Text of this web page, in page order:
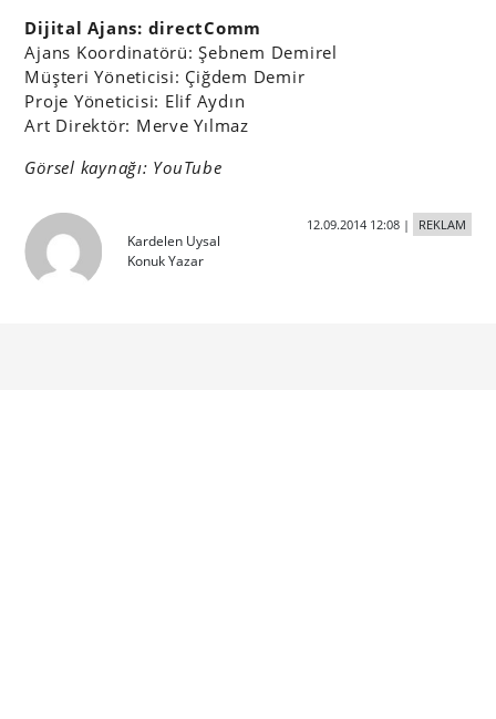
Dijital Ajans: directComm
Ajans Koordinatörü: Şebnem Demirel
Müşteri Yöneticisi: Çiğdem Demir
Proje Yöneticisi: Elif Aydın
Art Direktör: Merve Yılmaz
Görsel kaynağı: YouTube
Kardelen Uysal
Konuk Yazar
12.09.2014 12:08| REKLAM